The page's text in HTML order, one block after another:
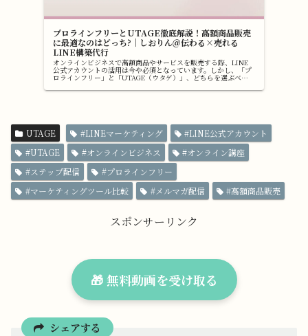
プロラインフリーとUTAGE徹底解説！高額商品販売
に最適なのはどっち?｜しおりん＠伝わる×売れる
LINE構築代行
オンラインビジネスで高額商品やサービスを販売する際、LINE
公式アカウントの活用は今や必須となっています。しかし、「プ
ロラインフリー」と「UTAGE（ウタゲ）」、どちらを選ぶべき
ー...
UTAGE #LINEマーケティング
#LINE公式アカウント
#UTAGE
#オンラインビジネス
#オンライン講座
#ステップ配信
#プロラインフリー
#マーケティングツール比較
#メルマガ配信 #高額商品販売
スポンサーリンク
🎁 無料動画を受け取る
シェアする